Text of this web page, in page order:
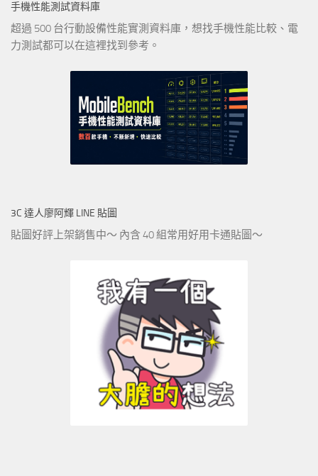
手機性能測試資料庫
超過 500 台行動設備性能實測資料庫，想找手機性能比較、電
力測試都可以在這裡找到參考。
3C 達人廖阿輝 LINE 貼圖
貼圖好評上架銷售中～ 內含 40 組常用好用卡通貼圖～